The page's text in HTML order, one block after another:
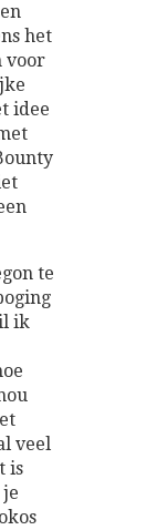
het
voor
idee
te
ik
veel
is